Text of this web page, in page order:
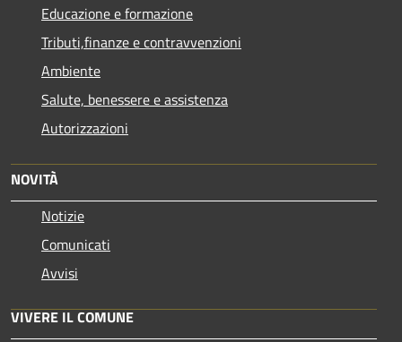
Educazione e formazione
Tributi,finanze e contravvenzioni
Ambiente
Salute, benessere e assistenza
Autorizzazioni
NOVITÀ
Notizie
Comunicati
Avvisi
VIVERE IL COMUNE